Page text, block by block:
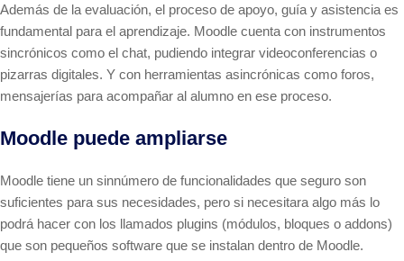
Además de la evaluación, el proceso de apoyo, guía y asistencia es
fundamental para el aprendizaje. Moodle cuenta con instrumentos
sincrónicos como el chat, pudiendo integrar videoconferencias o
pizarras digitales. Y con herramientas asincrónicas como foros,
mensajerías para acompañar al alumno en ese proceso.
Moodle puede ampliarse
Moodle tiene un sinnúmero de funcionalidades que seguro son
suficientes para sus necesidades, pero si necesitara algo más lo
podrá hacer con los llamados plugins (módulos, bloques o addons)
que son pequeños software que se instalan dentro de Moodle.